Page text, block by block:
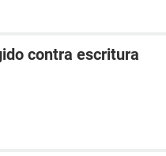
contra escritura